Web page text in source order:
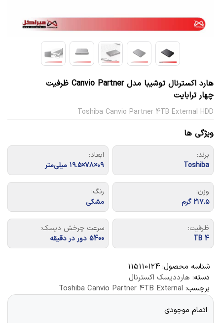
هارد اکسترنال توشیبا مدل Canvio Partner ظرفیت
چهار ترابایت
Toshiba Canvio Partner 4TB External HDD
ویژگی ها
برند:
Toshiba
ابعاد:
۰۹×۷۸×۱۹.۵ میلی‌متر
وزن:
۲۱۷.۵ گرم
رنگ:
مشکی
ظرفیت:
4 TB
سرعت چرخش دیسک:
5400 دور در دقیقه
شناسه محصول: 115110124
دسته: هارددیسک اکسترنال
برچسب: Toshiba Canvio Partner 4TB External
اتمام موجودی